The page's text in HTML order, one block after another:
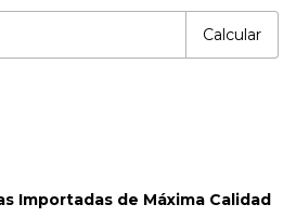
Calcular
Importadas de Máxima Calidad